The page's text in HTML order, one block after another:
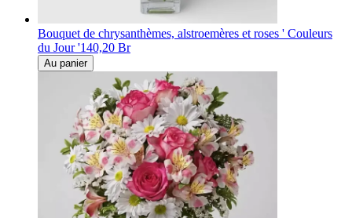
Bouquet de chrysanthèmes, alstroemères et roses ' Couleurs
du Jour '140,20 Br
Au panier